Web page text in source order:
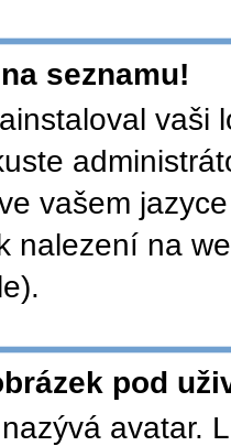
seznamu!
vaši
vašem
nalezení na
pod
avatar.